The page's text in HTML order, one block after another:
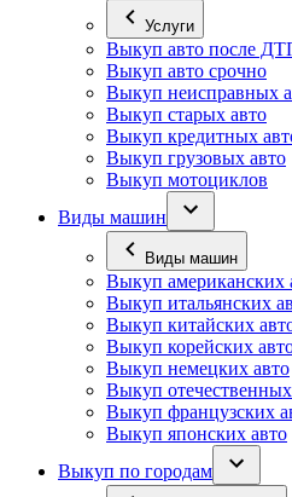
Услуги
Выкуп авто после
Выкуп авто срочно
Выкуп неисправных
Выкуп старых авто
Выкуп кредитных
Выкуп грузовых авто
Выкуп мотоциклов
Виды машин
Виды машин
Выкуп американских
Выкуп итальянских
Выкуп китайских
Выкуп корейских
Выкуп немецких авто
Выкуп
Выкуп французских
Выкуп японских авто
Выкуп по городам